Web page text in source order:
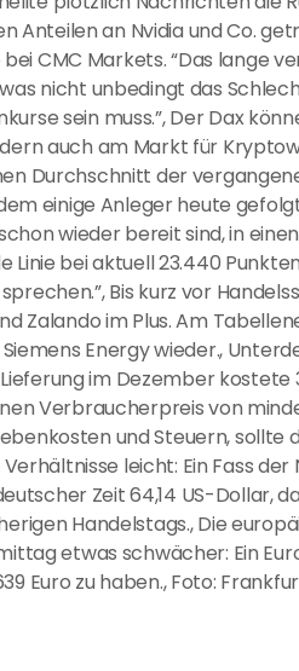
Anteilen an Nvidia und Co.
CMC Markets. “Das lange
nicht unbedingt das
sein muss.”, Der Dax
auch am Markt für
Durchschnitt der
einige Anleger heute
wieder bereit sind, in
bei aktuell 23.440
Bis kurz vor
Zalando im Plus. Am
Energy wieder.,
im Dezember kostete
Verbraucherpreis von
und Steuern, sollte
leicht: Ein Fass
Zeit 64,14 US-Dollar,
Handelstags., Die
etwas schwächer: Ein Euro
Euro zu haben., Foto: